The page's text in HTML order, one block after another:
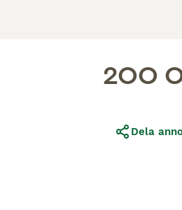
200
Dela